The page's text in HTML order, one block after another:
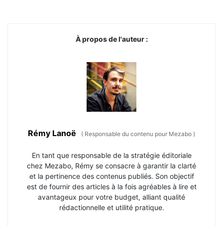
À propos de l'auteur :
Rémy Lanoë ( Responsable du contenu pour Mezabo )
En tant que responsable de la stratégie éditoriale
chez Mezabo, Rémy se consacre à garantir la clarté
et la pertinence des contenus publiés. Son objectif
est de fournir des articles à la fois agréables à lire et
avantageux pour votre budget, alliant qualité
rédactionnelle et utilité pratique.